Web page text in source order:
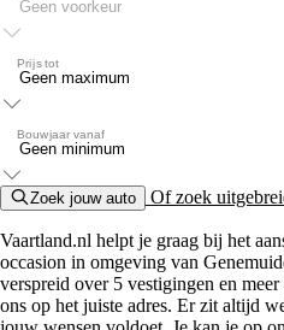
Prijs tot
Bouwjaar vanaf
Zoek jouw auto Of zoek
Vaartland.nl helpt je graag bij het
occasion in omgeving van
verspreid over 5 vestigingen en
ons op het juiste adres. Er zit altijd